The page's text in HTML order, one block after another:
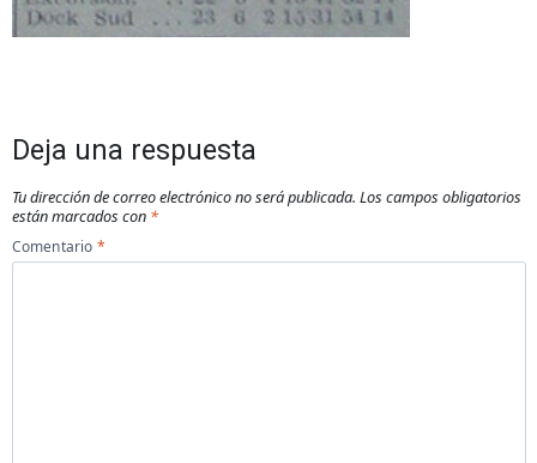
Deja una respuesta
Tu dirección de correo electrónico no será publicada. Los campos obligatorios
están marcados con *
Comentario *